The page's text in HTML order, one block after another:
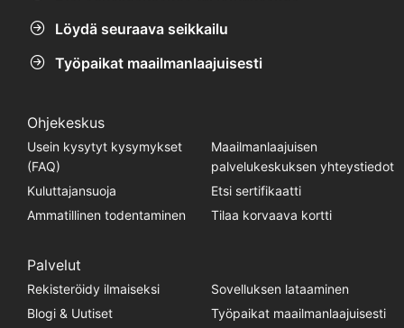
Löydä seuraava seikkailu
Työpaikat maailmanlaajuisesti
Ohjekeskus
Usein kysytyt kysymykset
(FAQ)
Maailmanlaajuisen
palvelukeskuksen yhteystiedot
Kuluttajansuoja
Etsi sertifikaatti
Ammatillinen todentaminen
Tilaa korvaava kortti
Palvelut
Rekisteröidy ilmaiseksi
Sovelluksen lataaminen
Blogi & Uutiset
Työpaikat maailmanlaajuisesti